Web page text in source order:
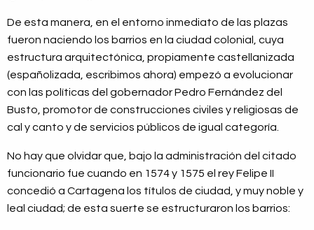
De esta manera, en el entorno inmediato de las plazas
fueron naciendo los barrios en la ciudad colonial, cuya
estructura arquitectónica, propiamente castellanizada
(españolizada, escribimos ahora) empezó a evolucionar
con las políticas del gobernador Pedro Fernández del
Busto, promotor de construcciones civiles y religiosas de
cal y canto y de servicios públicos de igual categoría.
No hay que olvidar que, bajo la administración del citado
funcionario fue cuando en 1574 y 1575 el rey Felipe II
concedió a Cartagena los títulos de ciudad, y muy noble y
leal ciudad; de esta suerte se estructuraron los barrios: